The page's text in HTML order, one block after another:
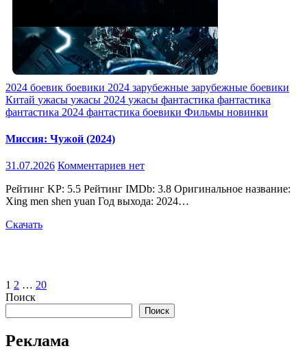
2024 боевик боевики 2024 зарубежные зарубежные боевики
Китай ужасы ужасы 2024 ужасы фантастика фантастика
фантастика 2024 фантастика боевики Фильмы новинки
Миссия: Чужой (2024)
31.07.2026 Комментариев нет
Рейтинг KP: 5.5 Рейтинг IMDb: 3.8 Оригинальное название:
Xing men shen yuan Год выхода: 2024…
Скачать
Пагинация
записей
1 2 … 20
Поиск
Поиск
Реклама